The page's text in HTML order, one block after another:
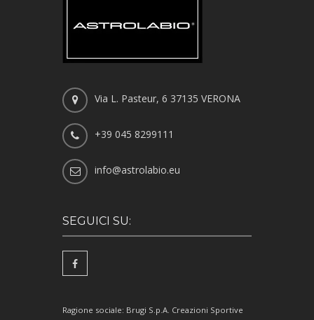
Via L. Pasteur, 6 37135 VERONA
+39 045 8299111
info@astrolabio.eu
SEGUICI SU:
Ragione sociale: Brugi S.p.A. Creazioni Sportive